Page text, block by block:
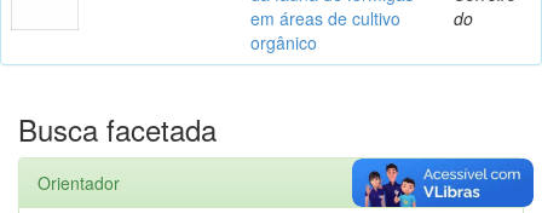
em áreas de cultivo
orgânico
do
Busca facetada
Orientador